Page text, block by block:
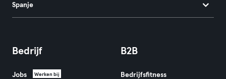
Spanje
Bedrijf
Jobs Werken bij
B2B
Bedrijfsfitness